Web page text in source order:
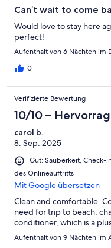
Can’t wait to come
Would love to stay here
perfect!
Aufenthalt von 6 Nächten im
0
Verifizierte Bewertung
10/10 –
carol b.
8. Sep. 2025
Gut: Sauberkeit, Check-
des Onlineauftritts
Mit Google übersetzen
Clean and comfortable.
need for trip to beach,
conditioner, which is a
Aufenthalt von 9 Nächten im